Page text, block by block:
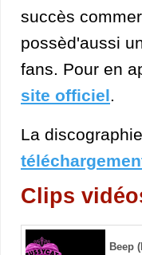
succès
possèd'aussi
fans. Pour en
site officiel.
La
Clips
Beep